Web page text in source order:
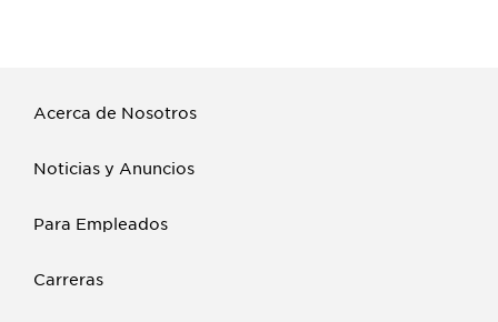
Acerca de Nosotros
Noticias y Anuncios
Para Empleados
Carreras